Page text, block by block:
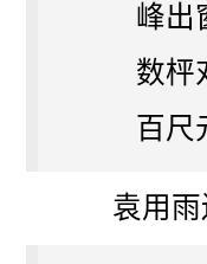
峰出窗
数枰对
百尺元
袁用雨还